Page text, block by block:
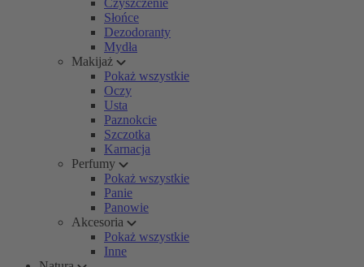
Czyszczenie
Słońce
Dezodoranty
Mydła
Makijaż
Pokaż wszystkie
Oczy
Usta
Paznokcie
Szczotka
Karnacja
Perfumy
Pokaż wszystkie
Panie
Panowie
Akcesoria
Pokaż wszystkie
Inne